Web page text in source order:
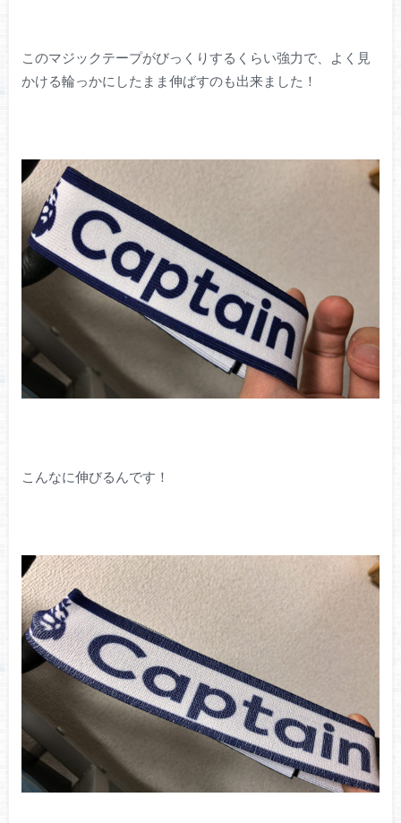
このマジックテープがびっくりするくらい強力で、よく見
かける輪っかにしたまま伸ばすのも出来ました！
こんなに伸びるんです！